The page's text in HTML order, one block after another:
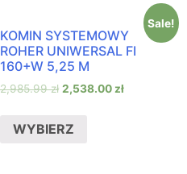
Sale!
KOMIN SYSTEMOWY
ROHER UNIWERSAL FI
160+W 5,25 M
2,985.99zł 2,538.00 zł
WYBIERZ